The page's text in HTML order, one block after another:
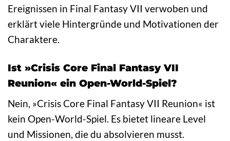
Ereignissen in Final Fantasy VII verwoben und
erklärt viele Hintergründe und Motivationen der
Charaktere.
Ist »Crisis Core Final Fantasy VII
Reunion« ein Open-World-Spiel?
Nein, »Crisis Core Final Fantasy VII Reunion« ist
kein Open-World-Spiel. Es bietet lineare Level
und Missionen, die du absolvieren musst.